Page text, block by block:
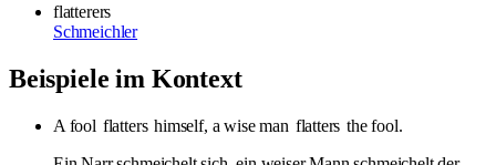
flatterers
Schmeichler
Beispiele im Kontext
A fool flatters himself, a wise man flatters the fool.